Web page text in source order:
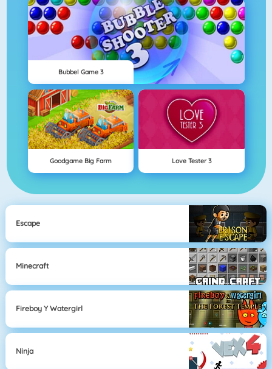
Bubbel Game 3
Goodgame Big Farm Love Tester 3
Escape
Minecraft
Fireboy Y Watergirl
Ninja